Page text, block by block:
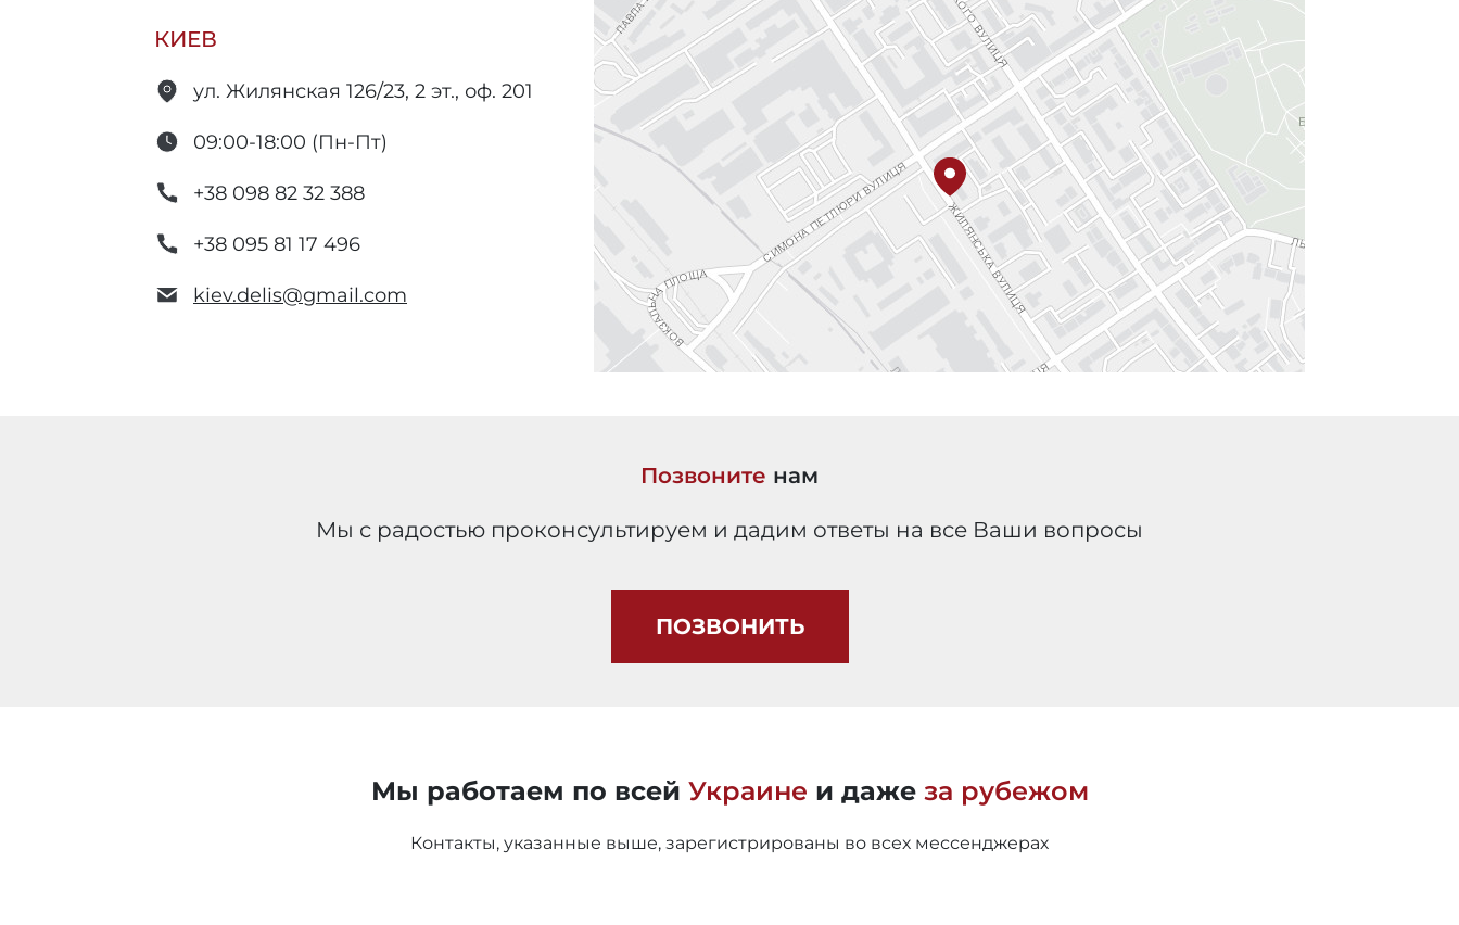
КИЕВ
ул. Жилянская 126/23, 2 эт., оф. 201
09:00-18:00 (Пн-Пт)
+38 098 82 32 388
+38 095 81 17 496
kiev.delis@gmail.com
Позвоните нам
Мы с радостью проконсультируем и дадим ответы на все Ваши вопросы
ПОЗВОНИТЬ
Мы работаем по всей Украине и даже за рубежом
Контакты, указанные выше, зарегистрированы во всех мессенджерах